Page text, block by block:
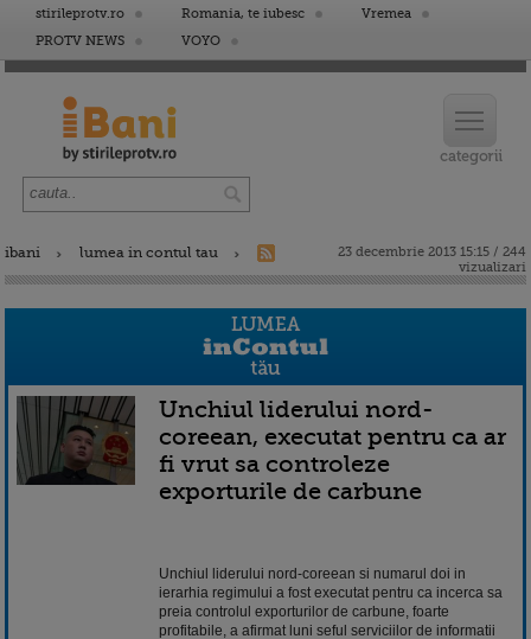
stirileprotv.ro Romania, te iubesc
Vremea
PROTV NEWS
VOYO
ibani lumea in contul tau
23 decembrie 2013 15:15 / 244
vizualizari
Unchiul liderului nord-
coreean, executat pentru ca ar
fi vrut sa controleze
exporturile de carbune
Unchiul liderului nord-coreean si numarul doi in
ierarhia regimului a fost executat pentru ca incerca sa
preia controlul exporturilor de carbune, foarte
profitabile, a afirmat luni seful serviciilor de informatii